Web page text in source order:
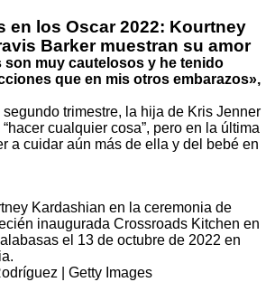
en los Oscar 2022: Kourtney
Barker muestran su amor
son muy cautelosos y he tenido
que en mis otros embarazos»,
trimestre, la hija de Kris Jenner
cualquier cosa”, pero en la última
a cuidar aún más de ella y del bebé en
Kardashian en la ceremonia de
inaugurada Crossroads Kitchen en
el 13 de octubre de 2022 en
| Getty Images